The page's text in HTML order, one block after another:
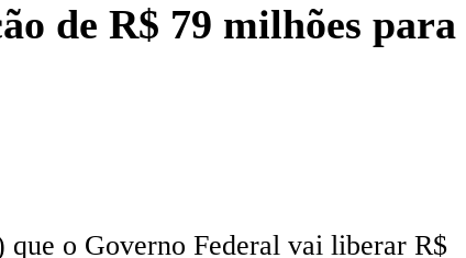
de R$ 79 milhões para
que o Governo Federal vai liberar R$